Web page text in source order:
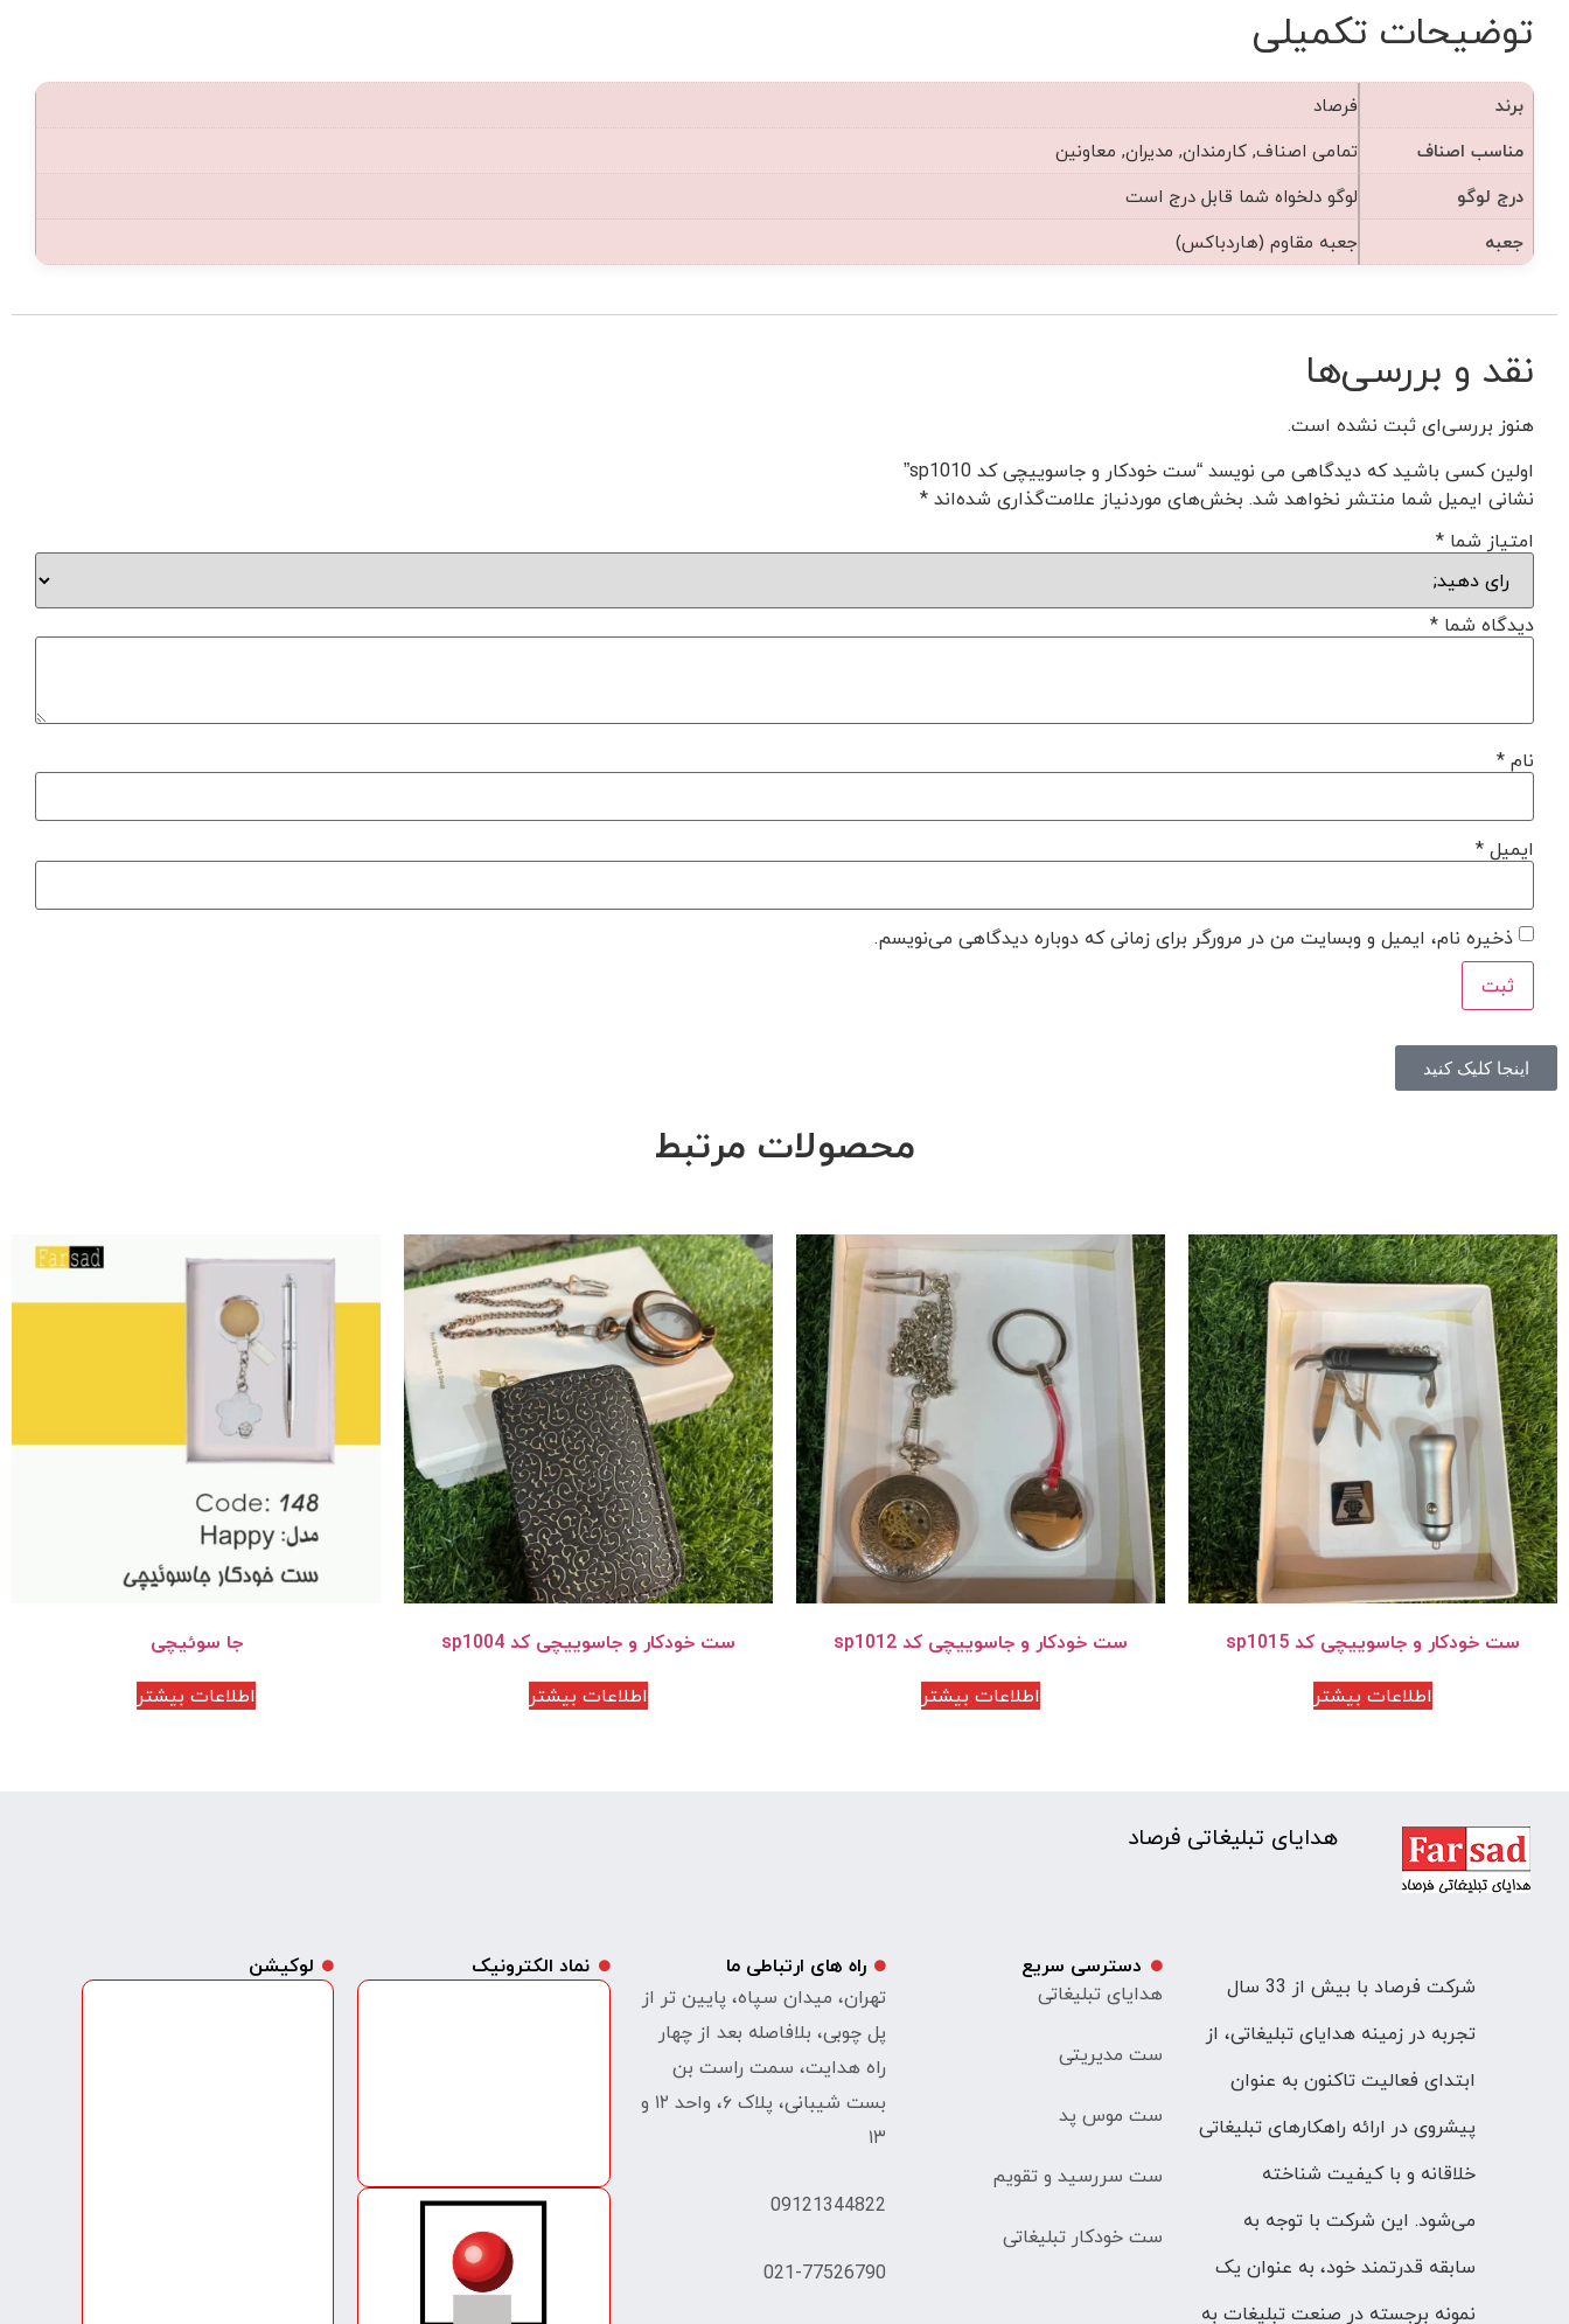
توضیحات تکمیلی
برند
فرصاد
مناسب اصناف
تمامی اصناف, کارمندان, مدیران, معاونین
درج لوگو
لوگو دلخواه شما قابل درج است
جعبه
جعبه مقاوم (هاردباکس)
نقد و بررسی‌ها
هنوز بررسی‌ای ثبت نشده است.
اولین کسی باشید که دیدگاهی می نویسد “ست خودکار و جاسوییچی کد sp1010”
نشانی ایمیل شما منتشر نخواهد شد. بخش‌های موردنیاز علامت‌گذاری شده‌اند*
امتیاز شما *
دیدگاه شما *
نام*
ایمیل*
ذخیره نام، ایمیل و وبسایت من در مرورگر برای زمانی که دوباره دیدگاهی می‌نویسم.
اینجا کلیک کنید
محصولات مرتبط
ست خودکار و جاسوییچی کد sp1015
اطلاعات بیشتر
ست خودکار و جاسوییچی کد sp1012
اطلاعات بیشتر
ست خودکار و جاسوییچی کد sp1004
اطلاعات بیشتر
جا سوئیچی
اطلاعات بیشتر
هدایای تبلیغاتی فرصاد
شرکت فرصاد با بیش از 33 سال
تجربه در زمینه هدایای تبلیغاتی، از
ابتدای فعالیت تاکنون به عنوان
پیشروی در ارائه راهکارهای تبلیغاتی
خلاقانه و با کیفیت شناخته
می‌شود. این شرکت با توجه به
سابقه قدرتمند خود، به عنوان یک
نمونه برجسته در صنعت تبلیغات به
دسترسی سریع
هدایای تبلیغاتی
ست مدیریتی
ست موس پد
ست سررسید و تقویم
ست خودکار تبلیغاتی
راه های ارتباطی ما
تهران، میدان سپاه، پایین تر از
پل چوبی، بلافاصله بعد از چهار
راه هدایت، سمت راست بن
بست شیبانی، پلاک ۶، واحد ۱۲ و
۱۳
09121344822
021-77526790
نماد الکترونیک لوکیشن